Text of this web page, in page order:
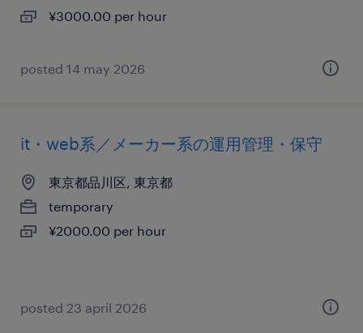
¥3000.00 per hour
posted 14 may 2026
it・web系／メーカー系の運用管理・保守
東京都品川区, 東京都
temporary
¥2000.00 per hour
posted 23 april 2026